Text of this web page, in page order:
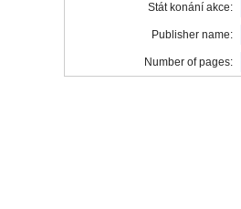
Stát konání akce:
Publisher name:
Number of pages: